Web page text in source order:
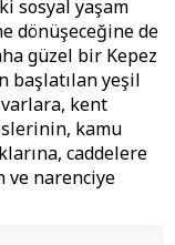
sosyal yaşam
dönüşeceğine de
güzel bir Kepez
başlatılan yeşil
kent
kamu
caddelere
ve narenciye